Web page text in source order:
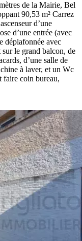
de la Mairie, Bel
90,53 m² Carrez
d’une
d’une entrée (avec
déplafonnée avec
le grand balcon, de
d’une salle de
à laver, et un Wc
faire coin bureau,